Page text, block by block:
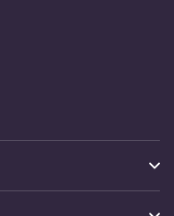
rena kläder –
behöver lämna
hyllor och
rengöra.
väska med
som tål spill